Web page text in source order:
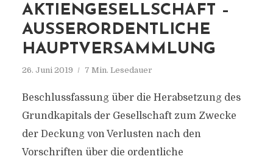
AKTIENGESELLSCHAFT –
AUSSERORDENTLICHE H
AUPTVERSAMMLUNG
26. Juni 2019 7 Min. Lesedauer
Beschlussfassung über die Herabsetzung des
Grundkapitals der Gesellschaft zum Zwecke
der Deckung von Verlusten nach den
Vorschriften über die ordentliche